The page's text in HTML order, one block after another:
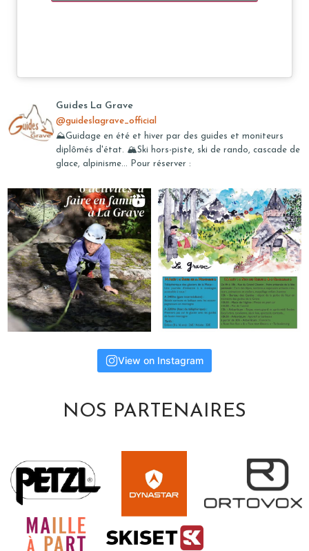
Guides La Grave
@guideslagrave_official
⛰️Guidage en été et hiver par des guides et moniteurs
diplômés d'état. 🏔️Ski hors-piste, ski de rando, cascade de
glace, alpinisme... Pour réserver :
View on Instagram
NOS PARTENAIRES